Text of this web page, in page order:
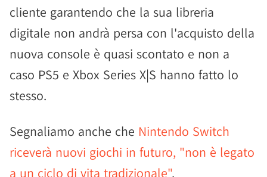
cliente garantendo che la sua libreria
digitale non andrà persa con l'acquisto della
nuova console è quasi scontato e non a
caso PS5 e Xbox Series X|S hanno fatto lo
stesso.
Segnaliamo anche che Nintendo Switch
riceverà nuovi giochi in futuro, "non è legato
a un ciclo di vita tradizionale".